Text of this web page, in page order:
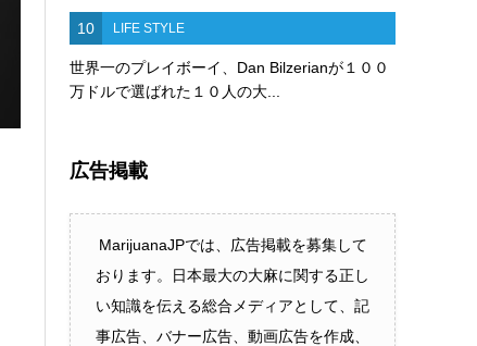
10 LIFE STYLE
世界一のプレイボーイ、Dan Bilzerianが１００
万ドルで選ばれた１０人の大...
広告掲載
MarijuanaJPでは、広告掲載を募集して
おります。日本最大の大麻に関する正し
い知識を伝える総合メディアとして、記
事広告、バナー広告、動画広告を作成、